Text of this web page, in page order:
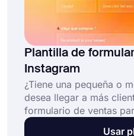
Plantilla de
Instagram
¿Tiene una pequeña o
desea llegar a más
formulario de ventas
forms.app sin ningún
Usar